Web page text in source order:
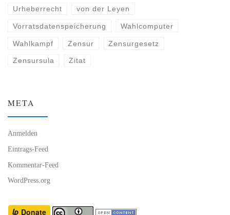
Urheberrecht von der Leyen
Vorratsdatenspeicherung Wahlcomputer
Wahlkampf Zensur Zensurgesetz
Zensursula Zitat
META
Anmelden
Eintrags-Feed
Kommentar-Feed
WordPress.org